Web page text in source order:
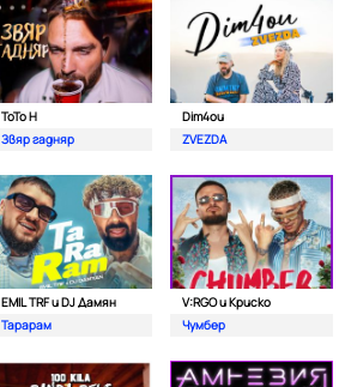
ToTo H
Звяр гадняр
Dim4ou
ZVEZDA
EMIL TRF и DJ Дамян
Тарарам
V:RGO и Криско
Чумбер